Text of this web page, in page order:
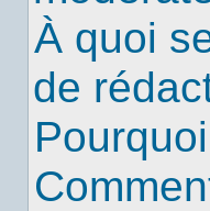
À quoi
de